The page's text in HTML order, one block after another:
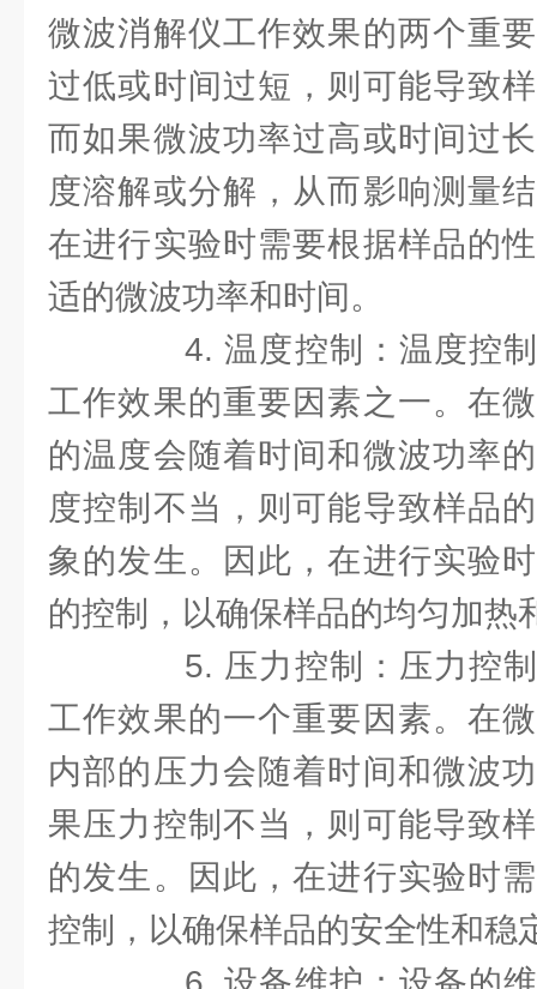
微波消解仪工作效果的两个重
过低或时间过短，则可能导致
而如果微波功率过高或时间过
度溶解或分解，从而影响测量
在进行实验时需要根据样品的
适的微波功率和时间。
4. 温度控制：温度控制
工作效果的重要因素之一。在
的温度会随着时间和微波功率
度控制不当，则可能导致样品
象的发生。因此，在进行实验
的控制，以确保样品的均匀加热
5. 压力控制：压力控制
工作效果的一个重要因素。在
内部的压力会随着时间和微波
果压力控制不当，则可能导致
的发生。因此，在进行实验时
控制，以确保样品的安全性和稳